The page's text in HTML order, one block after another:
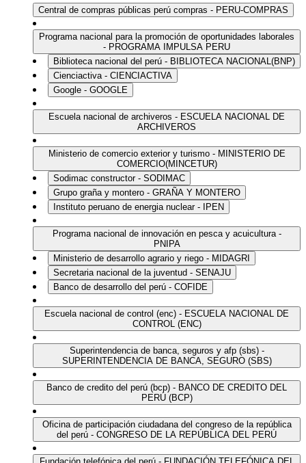
Central de compras públicas perú compras - PERU-COMPRAS
Programa nacional para la promoción de oportunidades laborales
- PROGRAMA IMPULSA PERU
Biblioteca nacional del perú - BIBLIOTECA NACIONAL(BNP)
Cienciactiva - CIENCIACTIVA
Google - GOOGLE
Escuela nacional de archiveros - ESCUELA NACIONAL DE
ARCHIVEROS
Ministerio de comercio exterior y turismo - MINISTERIO DE
COMERCIO(MINCETUR)
Sodimac constructor - SODIMAC
Grupo graña y montero - GRAÑA Y MONTERO
Instituto peruano de energia nuclear - IPEN
Programa nacional de innovación en pesca y acuicultura -
PNIPA
Ministerio de desarrollo agrario y riego - MIDAGRI
Secretaria nacional de la juventud - SENAJU
Banco de desarrollo del perú - COFIDE
Escuela nacional de control (enc) - ESCUELA NACIONAL DE
CONTROL (ENC)
Superintendencia de banca, seguros y afp (sbs) -
SUPERINTENDENCIA DE BANCA, SEGURO (SBS)
Banco de credito del perú (bcp) - BANCO DE CREDITO DEL
PERÚ (BCP)
Oficina de participación ciudadana del congreso de la república
del perú - CONGRESO DE LA REPÚBLICA DEL PERÚ